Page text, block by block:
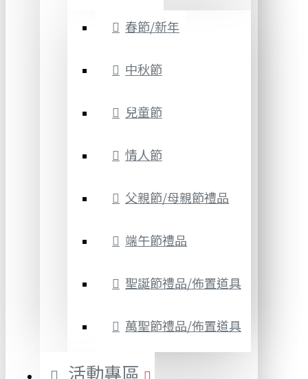
春節/新年
中秋節
兒童節
情人節
父親節/母親節禮品
端午節禮品
聖誕節禮品/佈置道具
萬聖節禮品/佈置道具
活動專區